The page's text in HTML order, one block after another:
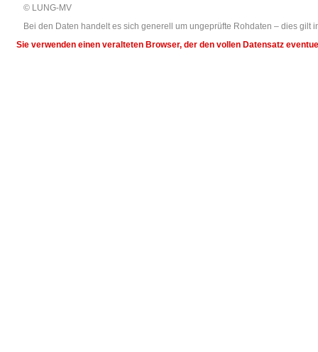
© LUNG-MV
Bei den Daten handelt es sich generell um ungeprüfte Rohdaten – dies
Sie verwenden einen veralteten Browser, der den vollen Datensatz